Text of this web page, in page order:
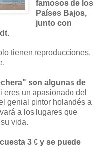
famosos de los
Países Bajos,
junto con
tienen reproducciones,
son algunas de
eres un apasionado del
genial pintor holandés a
a los lugares que
vida.
cuesta 3 € y se puede